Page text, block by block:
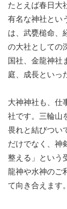
たとえば春日大
有名な神社とい
は、武甕槌命、
の大社としての
国社、金龍神社
庭、成長といっ
大神神社も、仕
社です。三輪山
畏れと結びつい
だけでなく、神
整える」という
龍神や水神のご
て向き合えます。